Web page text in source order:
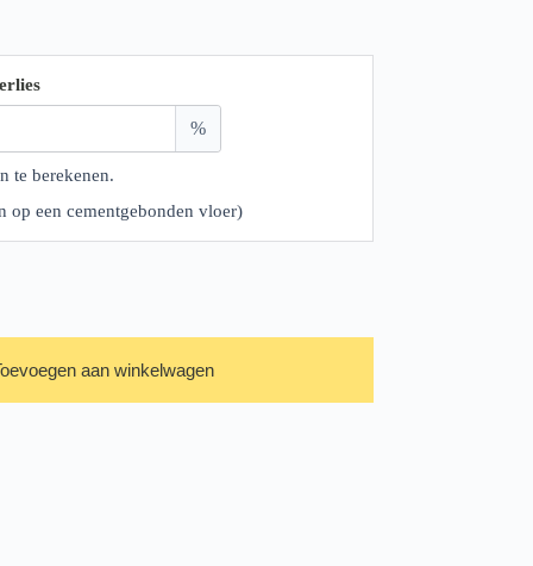
%
te berekenen.
op een cementgebonden vloer)
aan winkelwagen